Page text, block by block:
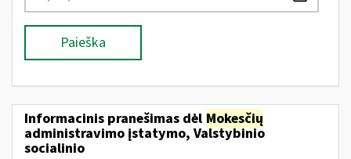
Paieška
Informacinis pranešimas dėl Mokesčių
administravimo įstatymo, Valstybinio
socialinio